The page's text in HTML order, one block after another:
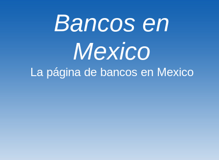
Bancos en
Mexico
La página de bancos en Mexico